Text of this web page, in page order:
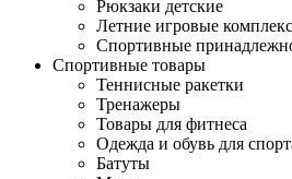
Рюкзаки детские
Летние игровые
Спортивные
Спортивные товары
Теннисные ракетки
Тренажеры
Товары для фитнеса
Одежда и обувь для
Батуты